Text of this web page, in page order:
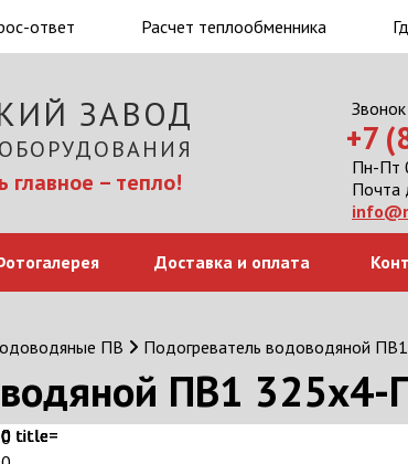
Расчет теплообменника
ответ
ЗАВОД
– тепло!
+7
Пн-Пт
Почта
Доставка и оплата
ПВ Подогреватель водоводяной
ПВ1 325х4-